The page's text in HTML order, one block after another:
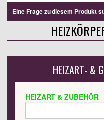
Eine Frage zu diesem Produkt
HEIZART- &
HEIZART & ZUBEHÖR